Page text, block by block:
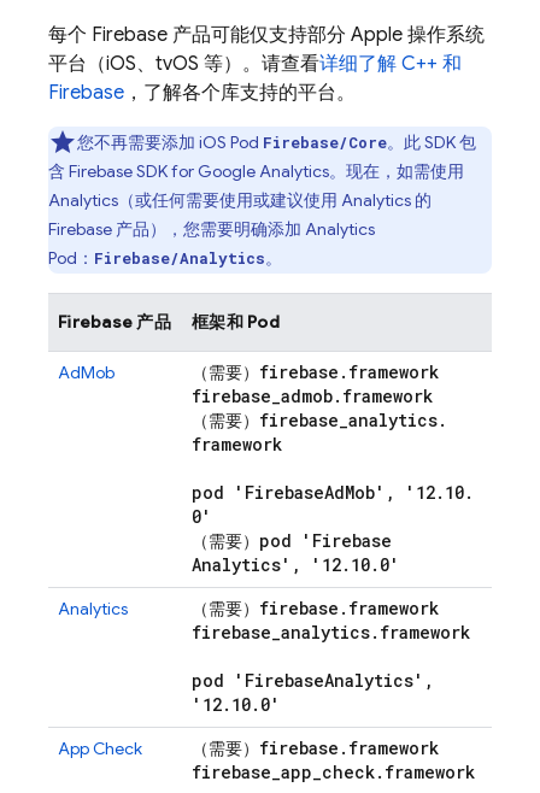
每个 Firebase 产品可能仅支持部分 Apple 操作系统
平台（iOS、tvOS 等）。请查看详细了解 C++ 和
Firebase ，了解各个库支持的平台。
您不再需要添加 iOS Pod Firebase/Core。此 SDK 包
含 Firebase SDK for Google Analytics。现在，如需使用
Analytics （或任何需要使用或建议使用 Analytics 的
Firebase 产品），您需要明确添加 Analytics
Pod： Firebase/Analytics。
Firebase 产品 框架和 Pod
AdMob （需要） firebase . framework
firebase_admob. framework
（需要） firebase_analytics.
framework
pod 'FirebaseAdMob' , '12. 10.
0'
（需要） pod 'Firebase
Analytics' , '12. 10. 0'
Analytics （需要） firebase . framework
firebase_analytics. framework
pod 'FirebaseAnalytics' ,
'12. 10. 0'
App Check （需要） firebase . framework
firebase_app_check. framework